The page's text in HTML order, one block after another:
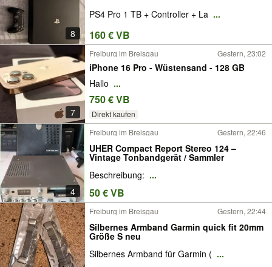
8
PS4 Pro 1 TB + Controller + La ...
160 € VB
7
Freiburg im Breisgau Gestern, 23:02
iPhone 16 Pro - Wüstensand - 128 GB
Hallo ...
750 € VB
Direkt kaufen
4
Freiburg im Breisgau Gestern, 22:46
UHER Compact Report Stereo 124 –
Vintage Tonbandgerät / Sammler
Beschreibung: ...
50 € VB
Freiburg im Breisgau Gestern, 22:44
Silbernes Armband Garmin quick fit 20mm
Größe S neu
Silbernes Armband für Garmin ( ...